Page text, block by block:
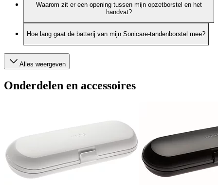
Waarom zit er een opening tussen mijn opzetborstel en het
handvat?
Hoe lang gaat de batterij van mijn Sonicare-tandenborstel mee?
Alles weergeven
Onderdelen en accessoires